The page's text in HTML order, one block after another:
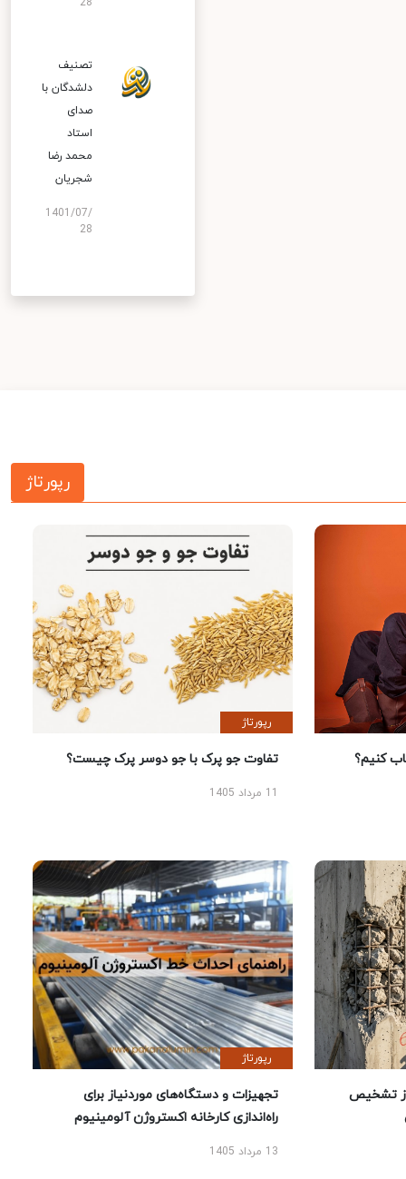
تصنیف
دلشدگان با
صدای
استاد
محمد رضا
شجریان
1401/07/
28
رپورتاژ
کنیم؟
رپورتاژ
تفاوت جو پرک با جو دوسر پرک چیست؟
تشخیص
رپورتاژ
تجهیزات و دستگاه‌های موردنیاز برای
راه‌اندازی کارخانه اکستروژن آلومینیوم
13 مرداد 1405